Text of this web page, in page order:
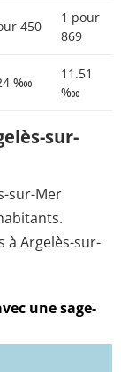
450
1 pour
869
‱
11.51
‱
sur-
sur-Mer
à Argelès-sur-
une sage-